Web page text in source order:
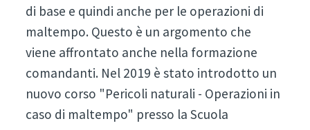
di base e quindi anche per le operazioni di
maltempo. Questo è un argomento che
viene affrontato anche nella formazione
comandanti. Nel 2019 è stato introdotto un
nuovo corso "Pericoli naturali - Operazioni in
caso di maltempo" presso la Scuola